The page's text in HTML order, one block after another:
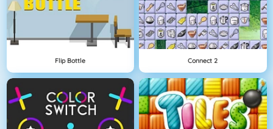
Flip Bottle Connect 2